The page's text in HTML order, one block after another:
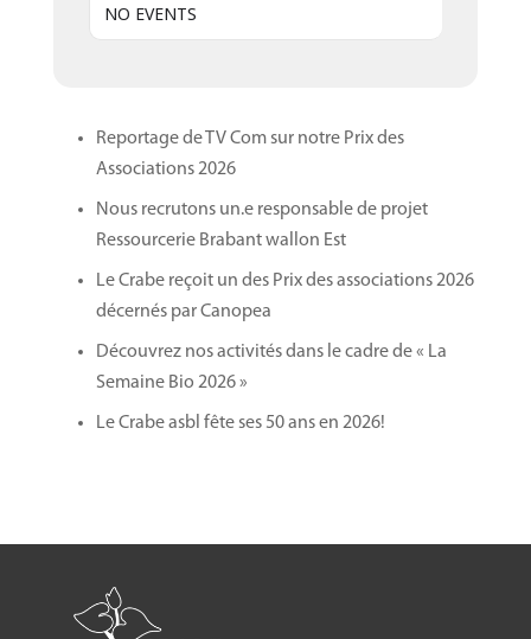
NO EVENTS
Reportage de TV Com sur notre Prix des
Associations 2026
Nous recrutons un.e responsable de projet
Ressourcerie Brabant wallon Est
Le Crabe reçoit un des Prix des associations 2026
décernés par Canopea
Découvrez nos activités dans le cadre de « La
Semaine Bio 2026 »
Le Crabe asbl fête ses 50 ans en 2026!